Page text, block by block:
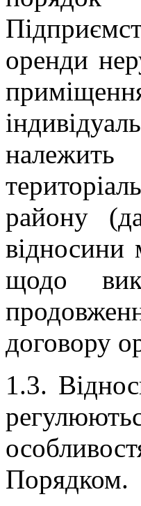
оренди
району
відносини
щодо
договору
1.3.
Порядком.